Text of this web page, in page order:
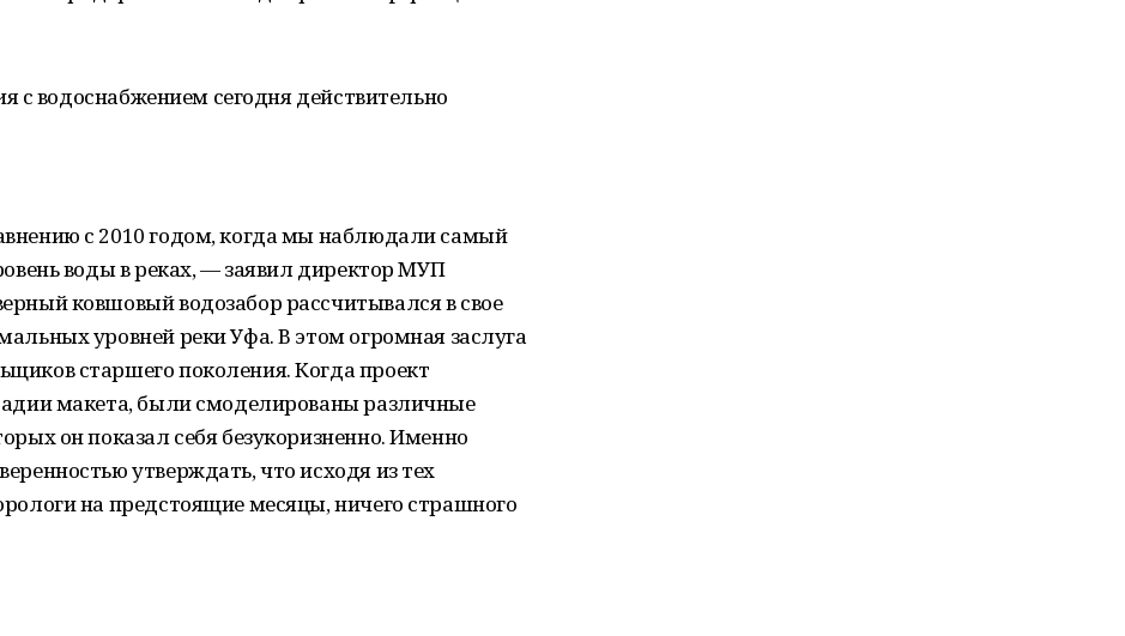
с водоснабжением сегодня действительно
с 2010 годом, когда мы наблюдали самый
воды в реках, — заявил директор МУП
ковшовый водозабор рассчитывался в свое
уровней реки Уфа. В этом огромная заслуга
старшего поколения. Когда проект
макета, были смоделированы различные
он показал себя безукоризненно. Именно
утверждать, что исходя из тех
на предстоящие месяцы, ничего страшного